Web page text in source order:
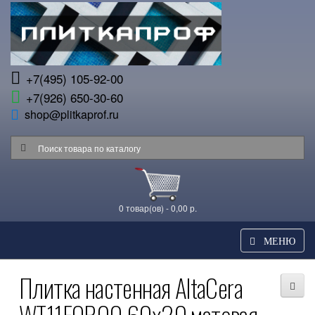
+7(495) 105-92-00
+7(926) 650-30-60
shop@plitkaprof.ru
0 товар(ов) - 0,00 р.
МЕНЮ
Плитка настенная AltaCera